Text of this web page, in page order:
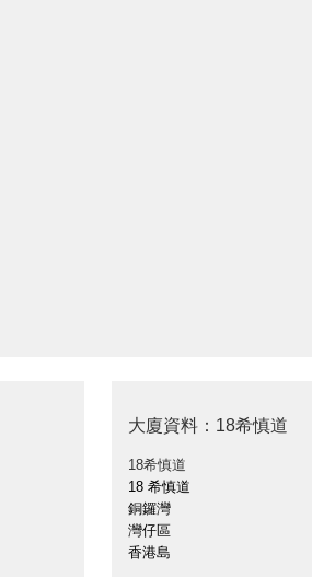
大廈資料：18希慎道
18希慎道
18 希慎道
銅鑼灣
灣仔區
香港島